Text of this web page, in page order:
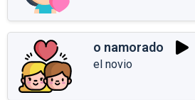
o namorado
el novio